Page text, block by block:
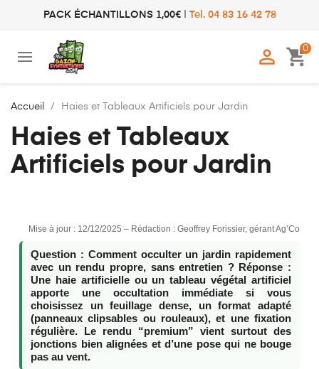
PACK ÉCHANTILLONS 1,00€| Tel. 04 83 16 42 78
 shopping_cart
0
Accueil Haies et Tableaux Artificiels pour Jardin
Haies et Tableaux
Artificiels pour Jardin
Mise à jour : 12/12/2025 – Rédaction : Geoffrey Forissier, gérant Ag’Co
Question : Comment occulter un jardin rapidement
avec un rendu propre, sans entretien ? Réponse :
Une haie artificielleou untableau végétal artificiel
apporte une occultation immédiate si vous
choisissez un feuillage dense, un format adapté
(panneaux clipsables ou rouleaux), et une fixation
régulière. Le rendu “premium” vient surtout des
jonctions bien alignées et d’une pose qui ne bouge
pas au vent.